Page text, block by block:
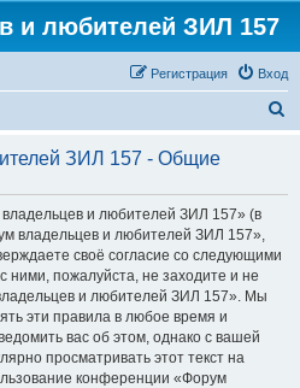
и любителей ЗИЛ 157
Вход
Регистрация
с
ЗИЛ 157 - Общие
и любителей ЗИЛ 157» (в
владельцев и любителей ЗИЛ 157»,
своё согласие со следующими
ними, пожалуйста, не заходите и не
и любителей ЗИЛ 157». Мы
эти правила в любое время и
вас об этом, однако с вашей
просматривать этот текст на
конференции «Форум